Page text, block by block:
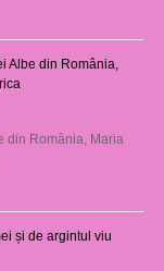
Albe din România,
din România, Maria
și de argintul viu